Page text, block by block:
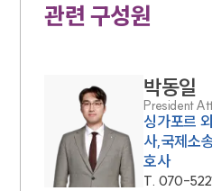
관련 구성원
박동일
President
싱가포르
사,국제소
호사
T. 070-